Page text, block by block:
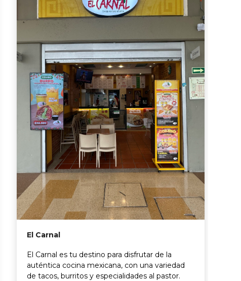
El Carnal
El Carnal es tu destino para disfrutar de la
auténtica cocina mexicana, con una variedad
de tacos, burritos y especialidades al pastor.